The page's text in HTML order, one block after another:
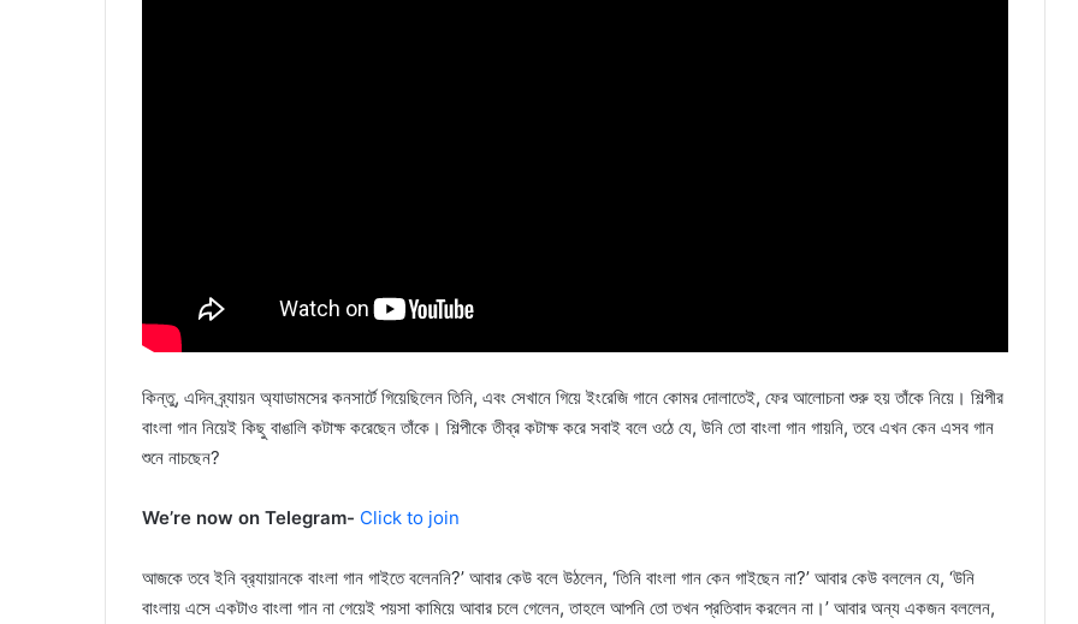
কিন্তু, এদিন ব্র্যায়ন অ্যাডামসের কনসার্টে গিয়েছিলেন তিনি, এবং সেখানে গিয়ে ইংরেজি গানে কোমর দোলাতেই, ফের আলোচনা শুরু হয় তাঁকে নিয়ে। শিল্পীর
বাংলা গান নিয়েই কিছু বাঙালি কটাক্ষ করেছেন তাঁকে। শিল্পীকে তীব্র কটাক্ষ করে সবাই বলে ওঠে যে, উনি তো বাংলা গান গায়নি, তবে এখন কেন এসব গান
শুনে নাচছেন?
We’re now on Telegram- Click to join
আজকে তবে ইনি ব্র‍্যায়ানকে বাংলা গান গাইতে বলেননি?’ আবার কেউ বলে উঠলেন, ‘তিনি বাংলা গান কেন গাইছেন না?’ আবার কেউ বললেন যে, ‘উনি
বাংলায় এসে একটাও বাংলা গান না গেয়েই পয়সা কামিয়ে আবার চলে গেলেন, তাহলে আপনি তো তখন প্রতিবাদ করলেন না।’ আবার অন্য একজন বললেন,